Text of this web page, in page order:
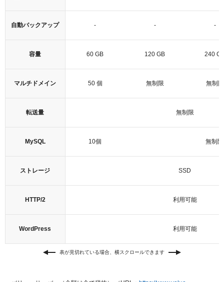
自動バックアップ - - -
容量 60 GB 120 GB 240
マルチドメイン 50 個 無制限 無制限
転送量 無制限
MySQL 10個 無制限
ストレージ SSD
HTTP/2 利用可能
WordPress 利用可能
表が見切れている場合、横スクロールできます